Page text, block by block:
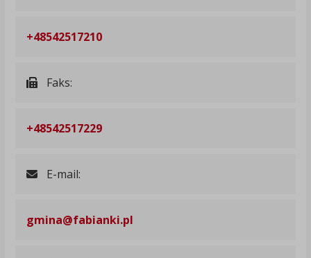
+48542517210
Faks:
+48542517229
E-mail:
gmina@fabianki.pl